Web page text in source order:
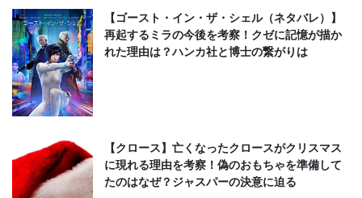
【ゴースト・イン・ザ・シェル（ネタバレ）】
再起するミラの今後を考察！クゼに記憶が描か
れた理由は？ハンカ社と博士の繋がりは
【クロース】亡くなったクロースがクリスマス
に現れる理由を考察！偽のおもちゃを準備して
たのはなぜ？ジャスパーの決意に迫る